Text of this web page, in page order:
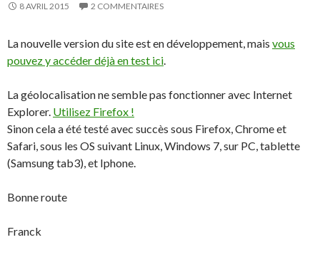
8 AVRIL 2015 2 COMMENTAIRES
La nouvelle version du site est en développement, mais vous
pouvez y accéder déjà en test ici.
La géolocalisation ne semble pas fonctionner avec Internet
Explorer. Utilisez Firefox !
Sinon cela a été testé avec succès sous Firefox, Chrome et
Safari, sous les OS suivant Linux, Windows 7, sur PC, tablette
(Samsung tab3), et Iphone.
Bonne route
Franck